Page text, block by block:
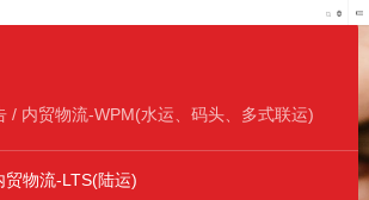
/ 内贸物流-WPM(水运、码头、多式联运)
贸物流-LTS(陆运)